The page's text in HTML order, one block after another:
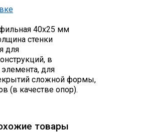
40х25 мм
стенки
для
в
для
сложной формы,
(в качестве опор).
товары